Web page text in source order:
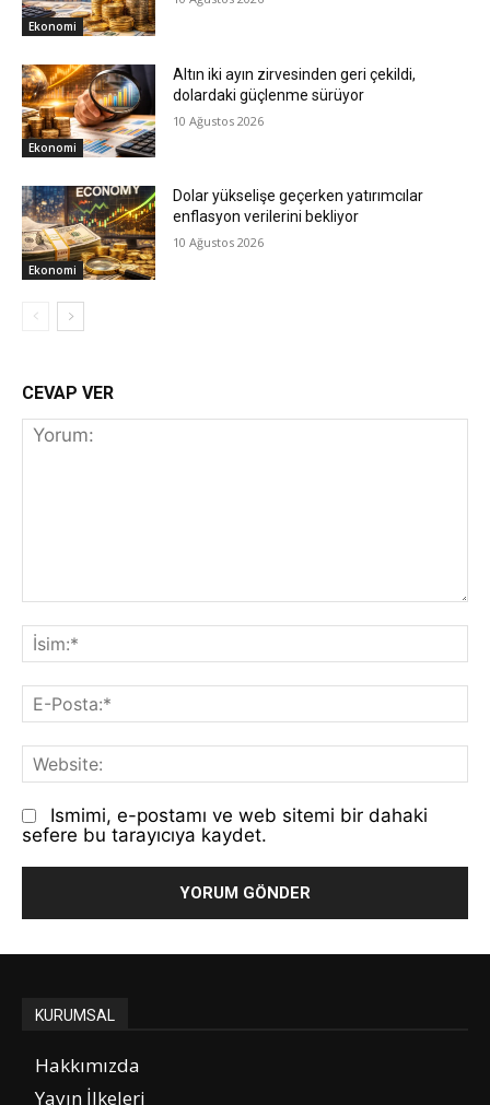
Ekonomi
Ekonomi
Altın iki ayın zirvesinden geri çekildi,
dolardaki güçlenme sürüyor
10 Ağustos 2026
Ekonomi
Dolar yükselişe geçerken yatırımcılar
enflasyon verilerini bekliyor
10 Ağustos 2026
CEVAP VER
Ismimi, e-postamı ve web sitemi bir dahaki
sefere bu tarayıcıya kaydet.
KURUMSAL
Hakkımızda
Yayın İlkeleri